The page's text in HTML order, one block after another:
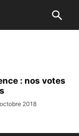
: nos votes
2018